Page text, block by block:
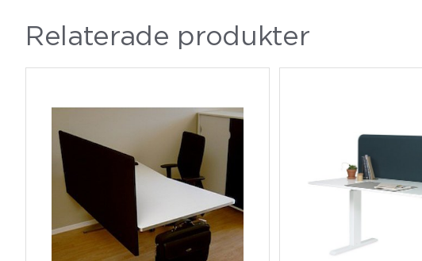
Relaterade produkter